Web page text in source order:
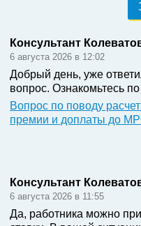
Консультант
6 августа 2026 в 12:02
Добрый день, уже
вопрос. Ознакомьтесь по
Вопрос по поводу
премии и доплаты до
Консультант
6 августа 2026 в 11:55
Да, работника можно